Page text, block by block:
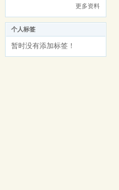
更多资料
个人标签
暂时没有添加标签！